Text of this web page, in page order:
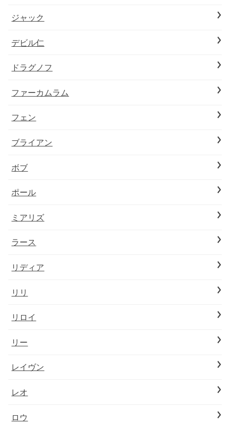
ジャック
デビル仁
ドラグノフ
ファーカムラム
フェン
ブライアン
ボブ
ポール
ミアリズ
ラース
リディア
リリ
リロイ
リー
レイヴン
レオ
ロウ